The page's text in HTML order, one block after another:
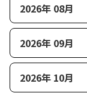
2026年 08月
2026年 09月
2026年 10月